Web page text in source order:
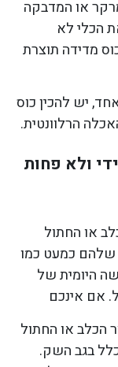
או המדבקה
הכלי לא
מדידה תוצרת
יש להכין כוס
הרלוונטית.
ולא פחות
או החתול
שלהם כמעט כמו
היומית של
אם אינכם
הכלב או החתול
בגב השק.